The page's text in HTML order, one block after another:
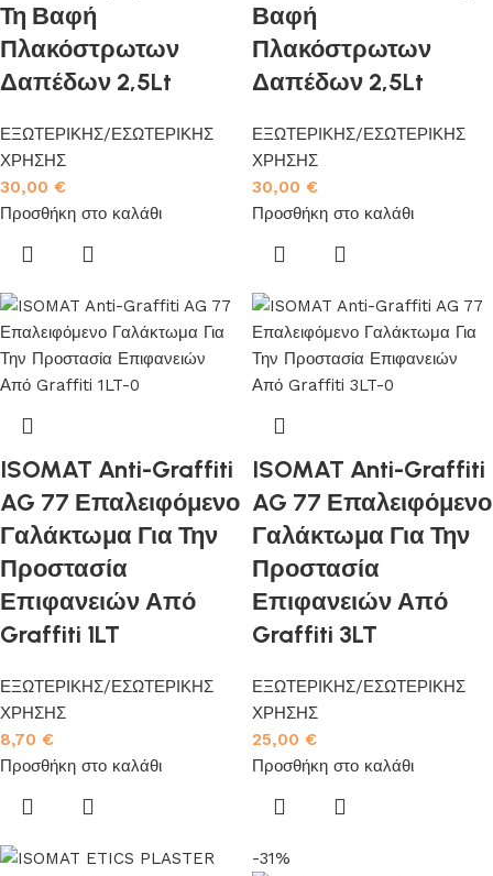
Τη Βαφή
Πλακόστρωτων
Δαπέδων 2,5Lt
ΕΞΩΤΕΡΙΚΗΣ/ΕΣΩΤΕΡΙΚΗΣ
ΧΡΗΣΗΣ
30,00 €
Προσθήκη στο καλάθι
Βαφή
Πλακόστρωτων
Δαπέδων 2,5Lt
ΕΞΩΤΕΡΙΚΗΣ/ΕΣΩΤΕΡΙΚΗΣ
ΧΡΗΣΗΣ
30,00 €
Προσθήκη στο καλάθι
ISOMAT Anti-Graffiti
AG 77 Επαλειφόμενο
Γαλάκτωμα Για Την
Προστασία
Επιφανειών Από
Graffiti 1LT
ΕΞΩΤΕΡΙΚΗΣ/ΕΣΩΤΕΡΙΚΗΣ
ΧΡΗΣΗΣ
8,70 €
Προσθήκη στο καλάθι
ISOMAT Anti-Graffiti
AG 77 Επαλειφόμενο
Γαλάκτωμα Για Την
Προστασία
Επιφανειών Από
Graffiti 3LT
ΕΞΩΤΕΡΙΚΗΣ/ΕΣΩΤΕΡΙΚΗΣ
ΧΡΗΣΗΣ
25,00 €
Προσθήκη στο καλάθι
-31%